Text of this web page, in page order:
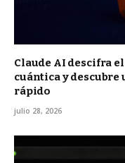
Claude AI descifra
cuántica y descubre
rápido
julio 28, 2026